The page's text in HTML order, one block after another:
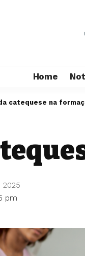
Home
catequese na
pm
2025